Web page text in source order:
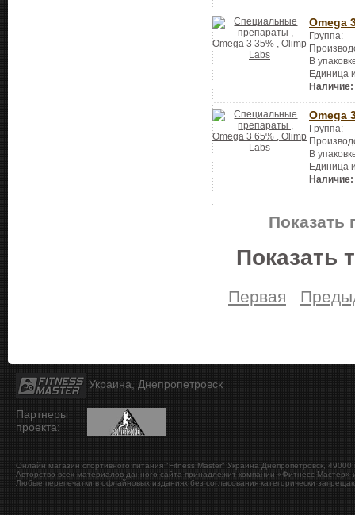
Omega
Группа:
В
Единица
Наличие:
Omega
Группа:
В
Единица
Наличие:
Показать
Показать
Первая
Украина, Днепропетровск
Партнеры
проекта:
Онлайн магазин спортивного питания "Fitness Master" Украина Днепропетровск, 49000
Авторство всех материалов данного сайта принадлежит компании «Фитнесс Мастер»
Любые перепечатки в офлайновых изданиях без согласования категорически